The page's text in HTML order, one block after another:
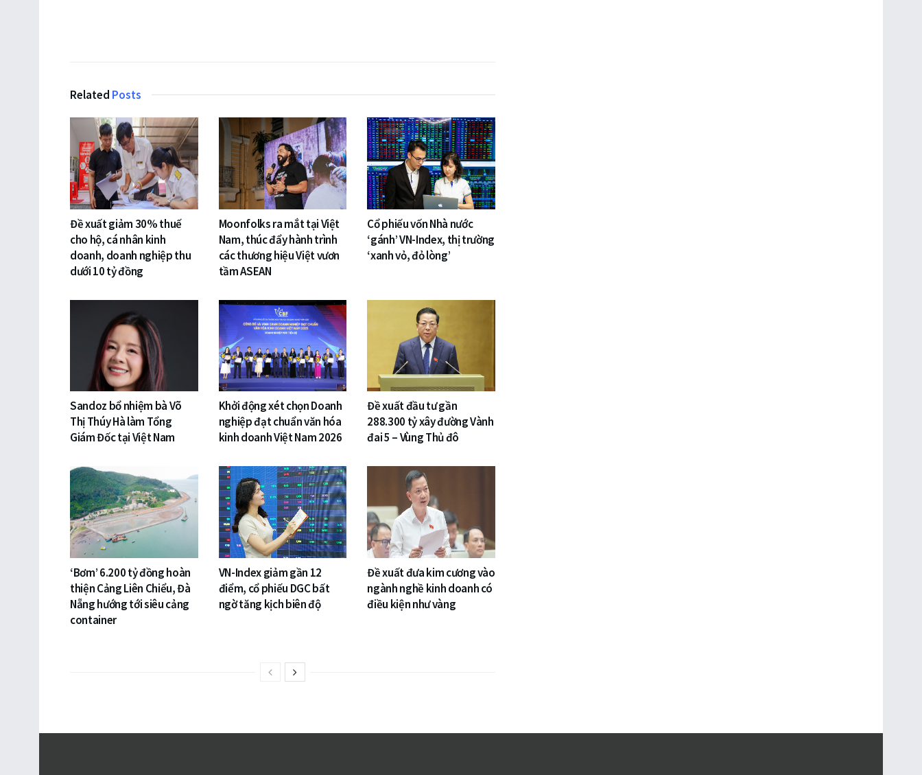
Related Posts
Đề xuất giảm 30% thuế
cho hộ, cá nhân kinh
doanh, doanh nghiệp thu
dưới 10 tỷ đồng
Moonfolks ra mắt tại Việt
Nam, thúc đẩy hành trình
các thương hiệu Việt vươn
tầm ASEAN
Cổ phiếu vốn Nhà nước
‘gánh’ VN-Index, thị trường
‘xanh vỏ, đỏ lòng’
Sandoz bổ nhiệm bà Võ
Thị Thúy Hà làm Tổng
Giám Đốc tại Việt Nam
Khởi động xét chọn Doanh
nghiệp đạt chuẩn văn hóa
kinh doanh Việt Nam 2026
Đề xuất đầu tư gần
288.300 tỷ xây đường Vành
đai 5 – Vùng Thủ đô
‘Bơm’ 6.200 tỷ đồng hoàn
thiện Cảng Liên Chiểu, Đà
Nẵng hướng tới siêu cảng
container
VN-Index giảm gần 12
điểm, cổ phiếu DGC bất
ngờ tăng kịch biên độ
Đề xuất đưa kim cương vào
ngành nghề kinh doanh có
điều kiện như vàng